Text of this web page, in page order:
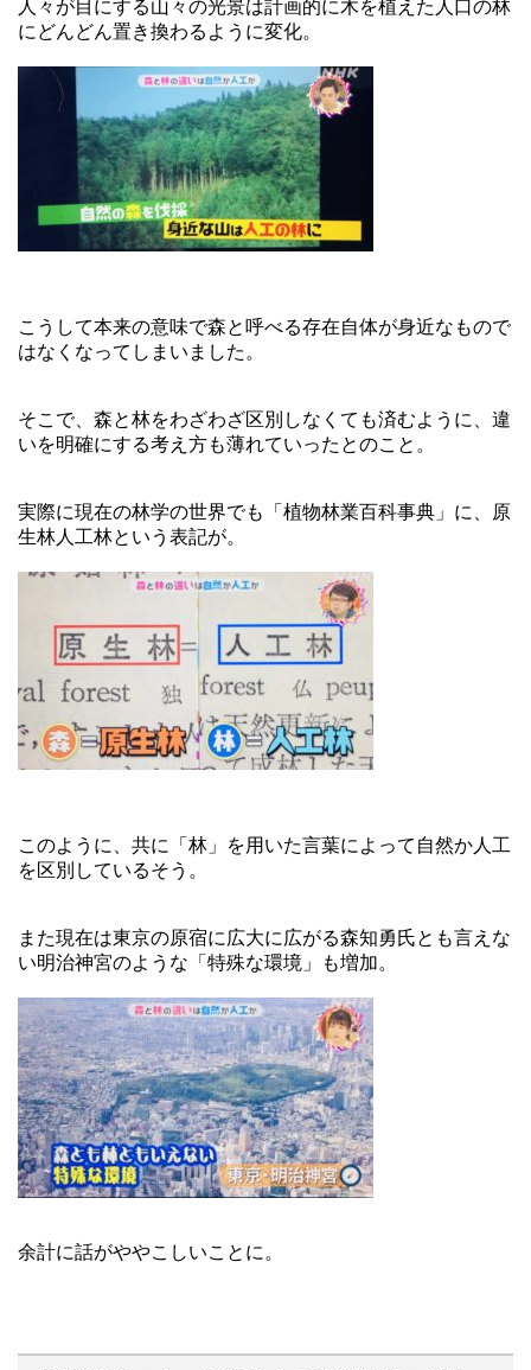
人々が目にする山々の光景は計画的に木を植えた人口の林
にどんどん置き換わるように変化。
こうして本来の意味で森と呼べる存在自体が身近なもので
はなくなってしまいました。
そこで、森と林をわざわざ区別しなくても済むように、違
いを明確にする考え方も薄れていったとのこと。
実際に現在の林学の世界でも「植物林業百科事典」に、原
生林人工林という表記が。
このように、共に「林」を用いた言葉によって自然か人工
を区別しているそう。
また現在は東京の原宿に広大に広がる森知勇氏とも言えな
い明治神宮のような「特殊な環境」も増加。
余計に話がややこしいことに。